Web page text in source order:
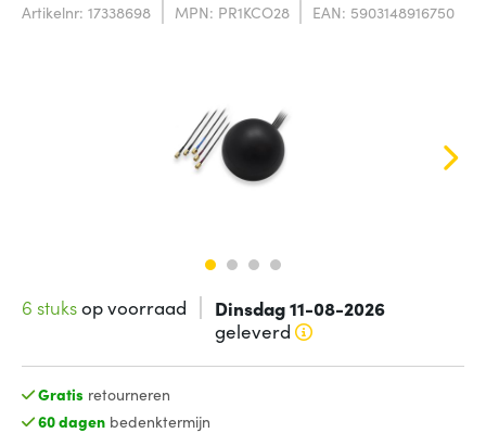
Artikelnr: 17338698 MPN: PR1KCO28 EAN: 5903148916750
6 stuksop voorraad Dinsdag 11-08-2026
geleverd
Gratis retourneren
60 dagenbedenktermijn